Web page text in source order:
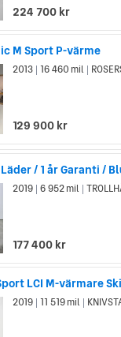
224 700 kr
M Sport P-värme
2013 16 460 mil
129 900 kr
Läder / 1 år Garanti /
2019 6 952 mil
177 400 kr
LCI M-värmare
2019 11 519 mil